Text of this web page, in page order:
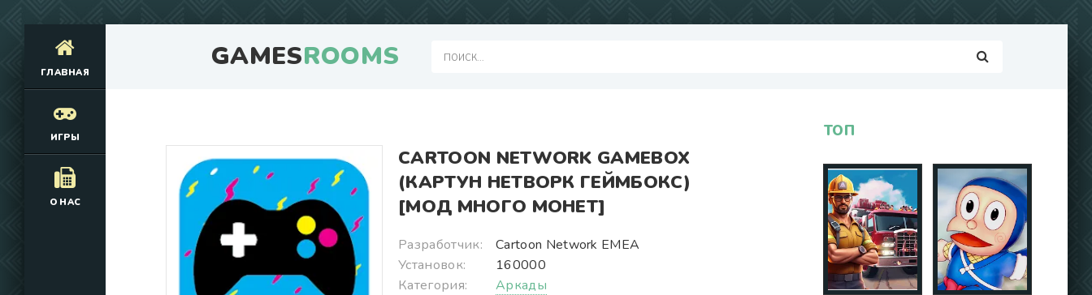
GAMESROOMS
ГЛАВНАЯ
ИГРЫ
О НАС
CARTOON NETWORK GAMEBOX
(КАРТУН НЕТВОРК ГЕЙМБОКС)
[МОД МНОГО МОНЕТ]
Разработчик:
Cartoon Network EMEA
Установок:
160000
Категория:
Аркады
ТОП